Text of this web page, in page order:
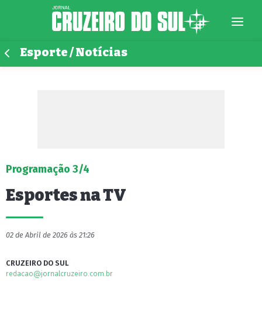
Esporte / Notícias
Programação 3/4
Esportes na TV
02 de Abril de 2026 às 21:26
CRUZEIRO DO SUL
redacao@jornalcruzeiro.com.br